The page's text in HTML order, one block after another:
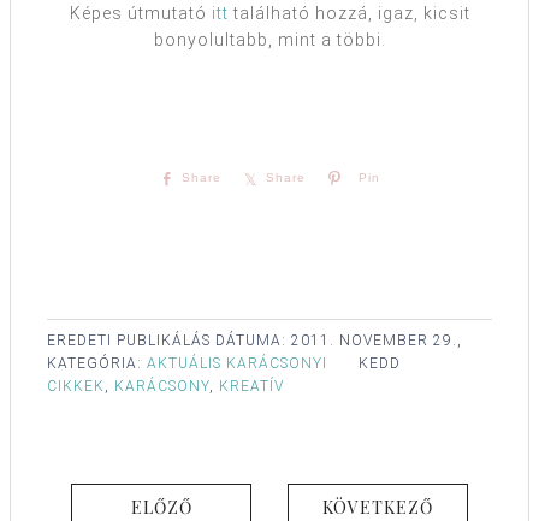
Képes útmutató itt található hozzá, igaz, kicsit
bonyolultabb, mint a többi.
Share Share Pin
EREDETI PUBLIKÁLÁS DÁTUMA: 2011. NOVEMBER 29.,
KEDD
KATEGÓRIA: AKTUÁLIS KARÁCSONYI
CIKKEK , KARÁCSONY, KREATÍV
ELŐZŐ KÖVETKEZŐ